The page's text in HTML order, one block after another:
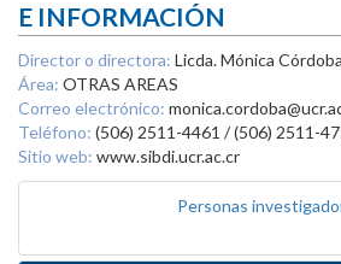
E INFORMACIÓN
Director o directora: Licda. Mónica
Área: OTRAS AREAS
Correo electrónico:
Teléfono: (506) 2511-4461 / (506) 2511-
Sitio web: www.sibdi.ucr.ac.cr
Personas